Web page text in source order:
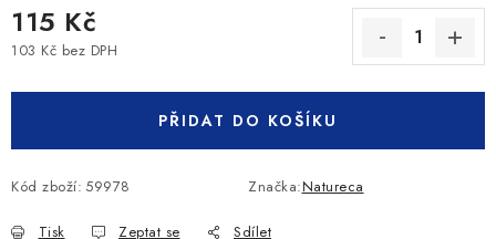
115 Kč
103 Kč bez DPH
PŘIDAT DO KOŠÍKU
Kód zboží: 59978 Značka:Natureca
Tisk Zeptat se Sdílet